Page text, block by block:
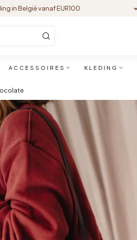
in België vanaf EUR100
ACCESSOIRES KLEDING